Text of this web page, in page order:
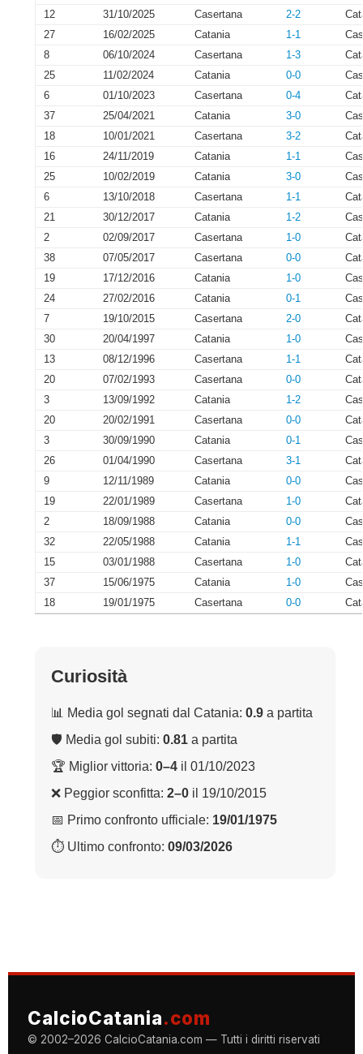
12
31/10/2025 Casertana 2-2
27
16/02/2025 Catania 1-1
8
06/10/2024 Casertana 1-3
25
11/02/2024 Catania 0-0
6
01/10/2023 Casertana 0-4
37
25/04/2021 Catania 3-0
18
10/01/2021 Casertana 3-2
16
24/11/2019 Catania 1-1
25
10/02/2019 Catania 3-0
6
13/10/2018 Casertana 1-1
21
30/12/2017 Catania 1-2
2
02/09/2017 Casertana 1-0
38
07/05/2017 Casertana 0-0
19
17/12/2016 Catania 1-0
24
27/02/2016 Catania 0-1
7
19/10/2015 Casertana 2-0
30
20/04/1997 Catania 1-0
13
08/12/1996 Casertana 1-1
20
07/02/1993 Casertana 0-0
3
13/09/1992 Catania 1-2
20
20/02/1991 Casertana 0-0
3
30/09/1990 Catania 0-1
26
01/04/1990 Casertana 3-1
9
12/11/1989 Catania 0-0
19
22/01/1989 Casertana 1-0
2
18/09/1988 Catania 0-0
32
22/05/1988 Catania 1-1
15
03/01/1988 Casertana 1-0
37
15/06/1975 Catania 1-0
18
19/01/1975 Casertana 0-0
Curiosità
📊 Media gol segnati dal Catania: 0.9 a partita
🛡 Media gol subiti: 0.81 a partita
🏆 Miglior vittoria: 0–4 il 01/10/2023
❌ Peggior sconfitta: 2–0 il 19/10/2015
📅 Primo confronto ufficiale: 19/01/1975
⏱ Ultimo confronto: 09/03/2026
CalcioCatania.com
© 2002–2026 CalcioCatania.com — Tutti i diritti riservati